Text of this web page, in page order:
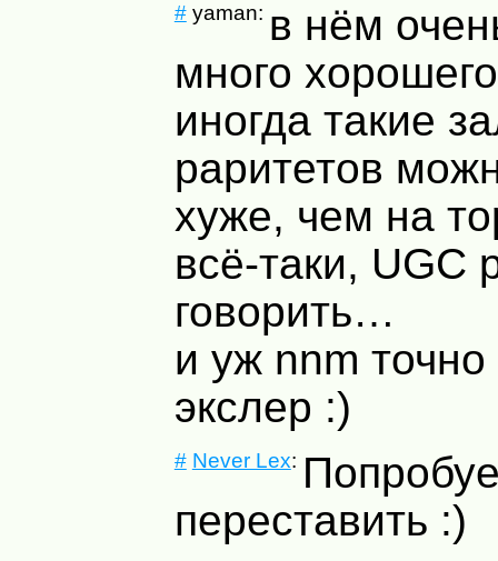
#yaman: в нём
много
иногда такие
раритетов
хуже, чем на
всё-таки, UGC
говорить…
и уж nnm
экслер :)
# Never Lex:
переставить :)